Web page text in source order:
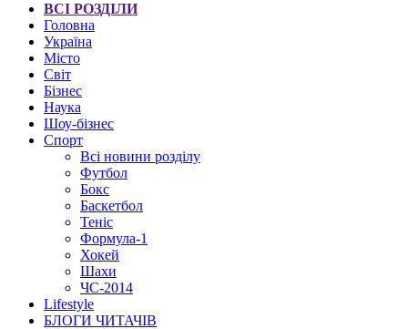
ВСІ РОЗДІЛИ
Головна
Україна
Місто
Світ
Бізнес
Наука
Шоу-бізнес
Спорт
Всі новини розділу
Футбол
Бокс
Баскетбол
Теніс
Формула-1
Хокей
Шахи
ЧС-2014
Lifestyle
БЛОГИ ЧИТАЧІВ